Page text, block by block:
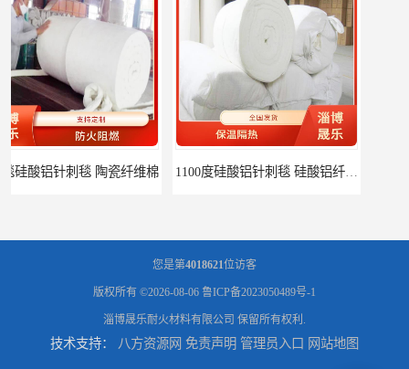
1100度硅酸铝针刺毯 硅酸铝纤维毡
您是第4018621位访客
版权所有 ©2026-08-06 鲁ICP备2023050489号-1
淄博晟乐耐火材料有限公司 保留所有权利.
技术支持： 八方资源网 免责声明 管理员入口 网站地图